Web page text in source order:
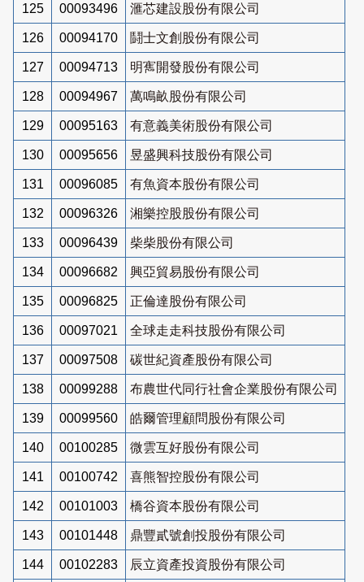
125 00093496 滙芯建設股份有限公司
126 00094170 鬪士文創股份有限公司
127 00094713 明寯開發股份有限公司
128 00094967 萬鳴畝股份有限公司
129 00095163 有意義美術股份有限公司
130 00095656 昱盛興科技股份有限公司
131 00096085 有魚資本股份有限公司
132 00096326 湘樂控股股份有限公司
133 00096439 柴柴股份有限公司
134 00096682 興亞貿易股份有限公司
135 00096825 正倫達股份有限公司
136 00097021 全球走走科技股份有限公司
137 00097508 碳世紀資產股份有限公司
138 00099288 布農世代同行社會企業股份有限公司
139 00099560 皓爾管理顧問股份有限公司
140 00100285 微雲互好股份有限公司
141 00100742 喜熊智控股份有限公司
142 00101003 橋谷資本股份有限公司
143 00101448 鼎豐貳號創投股份有限公司
144 00102283 辰立資產投資股份有限公司